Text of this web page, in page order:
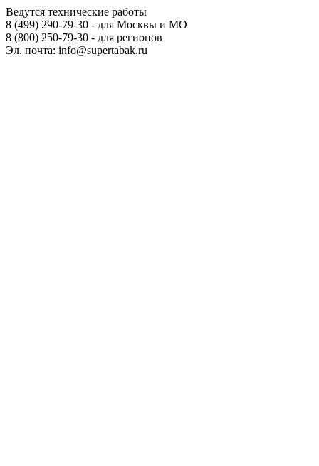
Ведутся технические работы
8 (499) 290-79-30 - для Москвы и МО
8 (800) 250-79-30 - для регионов
Эл. почта: info@supertabak.ru